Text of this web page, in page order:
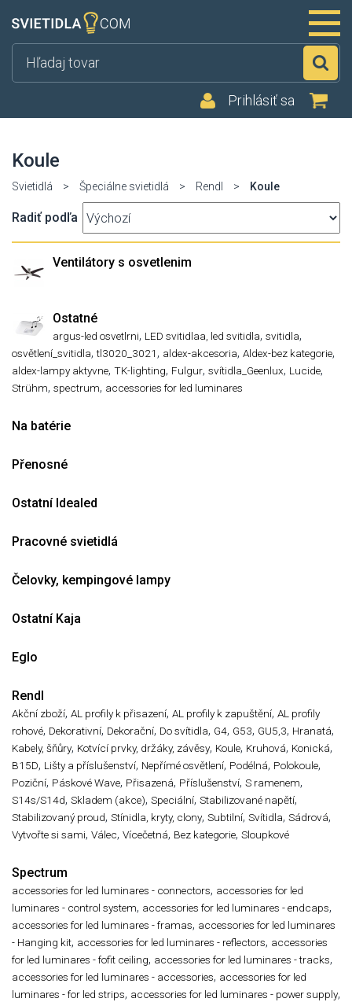
Prihlásiť sa
Koule
Svietidlá > Špeciálne svietidlá > Rendl > Koule
Radiť podľa
Ventilátory s osvetlenim
Ostatné
argus-led osvetlrni, LED svitidlaa, led svitidla, svitidla,
osvětlení_svitidla,tl3020_3021 , aldex-akcesoria, Aldex-bez kategorie,
aldex-lampy aktyvne, TK-lighting, Fulgur, svítidla_Geenlux, Lucide,
Strühm, spectrum, accessories for led luminares
Na batérie
Přenosné
Ostatní Idealed
Pracovné svietidlá
Čelovky, kempingové lampy
Ostatní Kaja
Eglo
Rendl
Akční zboží, AL profily k přisazení, AL profily k zapuštění, AL profily
rohové, Dekorativní, Dekorační, Do svítidla, G4, G53, GU5,3, Hranatá,
Kabely, šňůry, Kotvící prvky, držáky, závěsy, Koule, Kruhová, Konická,
B15D, Lišty a příslušenství, Nepřímé osvětlení, Podélná, Polokoule,
Poziční, Páskové Wave, Přisazená, Příslušenství, S ramenem,
S14s/S14d, Skladem (akce), Speciální, Stabilizované napětí,
Stabilizovaný proud, Stínidla, kryty, clony, Subtilní, Svítidla, Sádrová,
Vytvořte si sami, Válec, Vícečetná, Bez kategorie, Sloupkové
Spectrum
accessories for led luminares - connectors, accessories for led
luminares - control system, accessories for led luminares - endcaps,
accessories for led luminares - framas, accessories for led luminares
- Hanging kit, accessories for led luminares - reflectors, accessories
for led luminares - fofit ceiling, accessories for led luminares - tracks,
accessories for led luminares - accessories, accessories for led
luminares - for led strips, accessories for led luminares - power supply,